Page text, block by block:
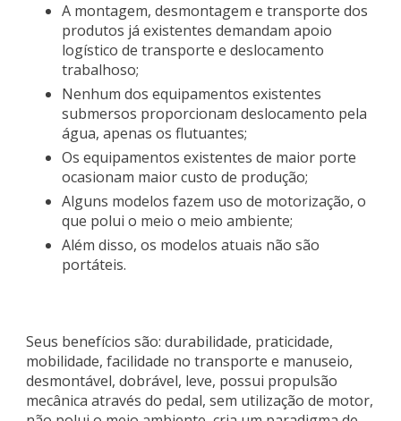
A montagem, desmontagem e transporte dos
produtos já existentes demandam apoio
logístico de transporte e deslocamento
trabalhoso;
Nenhum dos equipamentos existentes
submersos proporcionam deslocamento pela
água, apenas os flutuantes;
Os equipamentos existentes de maior porte
ocasionam maior custo de produção;
Alguns modelos fazem uso de motorização, o
que polui o meio o meio ambiente;
Além disso, os modelos atuais não são
portáteis.
Seus benefícios são: durabilidade, praticidade,
mobilidade, facilidade no transporte e manuseio,
desmontável, dobrável, leve, possui propulsão
mecânica através do pedal, sem utilização de motor,